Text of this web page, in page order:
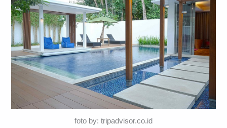
foto by: tripadvisor.co.id